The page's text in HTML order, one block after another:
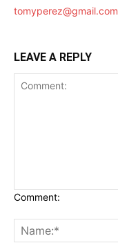
tomyperez@gmail.com
LEAVE A REPLY
Comment: